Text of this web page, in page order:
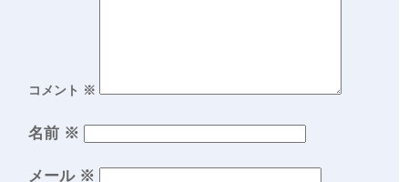
コメント ※
名前 ※
メール ※